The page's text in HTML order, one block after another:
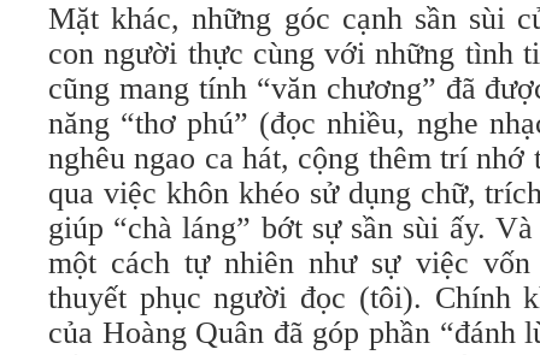
Mặt khác, những góc cạnh sần sùi
con người thực cùng với những tình
cũng mang tính “văn chương” đã
năng “thơ phú” (đọc nhiều, nghe
nghêu ngao ca hát, cộng thêm trí nhớ
qua việc khôn khéo sử dụng chữ,
giúp “chà láng” bớt sự sần sùi ấy.
một cách tự nhiên như sự việc
thuyết phục người đọc (tôi). Chính
của Hoàng Quân đã góp phần “đánh